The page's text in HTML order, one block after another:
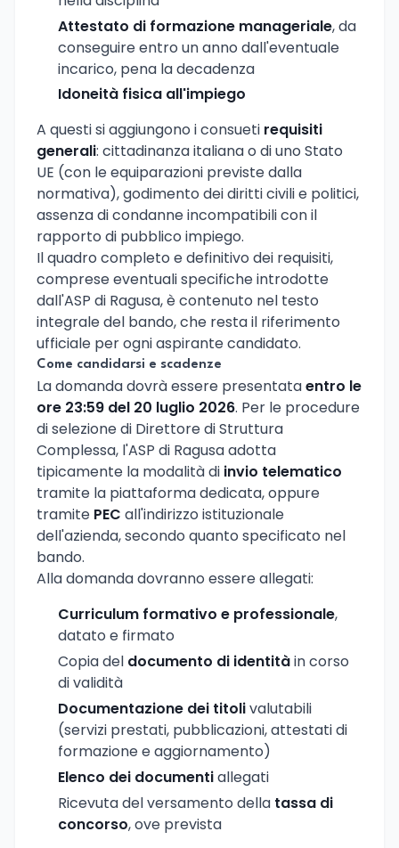
Attestato di formazione manageriale, da
conseguire entro un anno dall'eventuale
incarico, pena la decadenza
Idoneità fisica all'impiego
A questi si aggiungono i consueti requisiti
generali: cittadinanza italiana o di uno Stato
UE (con le equiparazioni previste dalla
normativa), godimento dei diritti civili e politici,
assenza di condanne incompatibili con il
rapporto di pubblico impiego.
Il quadro completo e definitivo dei requisiti,
comprese eventuali specifiche introdotte
dall'ASP di Ragusa, è contenuto nel testo
integrale del bando, che resta il riferimento
ufficiale per ogni aspirante candidato.
Come candidarsi e scadenze
La domanda dovrà essere presentataentro le
ore 23:59 del 20 luglio 2026. Per le procedure
di selezione di Direttore di Struttura
Complessa, l'ASP di Ragusa adotta
tipicamente la modalità di invio telematico
tramite la piattaforma dedicata, oppure
tramite PEC all'indirizzo istituzionale
dell'azienda, secondo quanto specificato nel
bando.
Alla domanda dovranno essere allegati:
Curriculum formativo e professionale,
datato e firmato
Copia del documento di identitàin corso
di validità
Documentazione dei titolivalutabili
(servizi prestati, pubblicazioni, attestati di
formazione e aggiornamento)
Elenco dei documentiallegati
Ricevuta del versamento della tassa di
concorso, ove prevista